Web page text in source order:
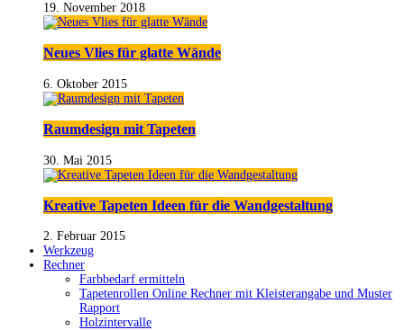
19. November 2018
Neues Vlies für glatte Wände
6. Oktober 2015
Raumdesign mit Tapeten
30. Mai 2015
Kreative Tapeten Ideen für die Wandgestaltung
2. Februar 2015
Werkzeug
Rechner
Farbbedarf ermitteln
Tapetenrollen Online Rechner mit Kleisterangabe und Muster
Rapport
Holzintervalle